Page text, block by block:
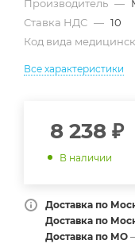
Производитель —
Ставка НДС — 10
Код вида
Все характеристики
8 238 ₽
В наличии
Доставка по
Доставка по
Доставка по МО